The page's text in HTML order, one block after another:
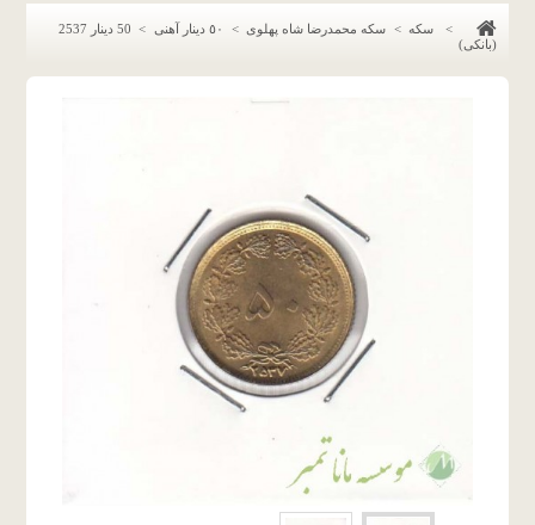
> سکه > سکه محمدرضا شاه پهلوی > ٥٠ دينار آهنى >
50 دینار 2537
(بانکی)